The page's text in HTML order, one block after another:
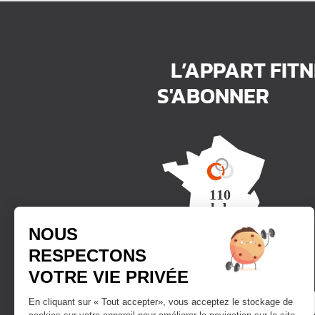
L’APPART
S'ABONNER
Trouver un club